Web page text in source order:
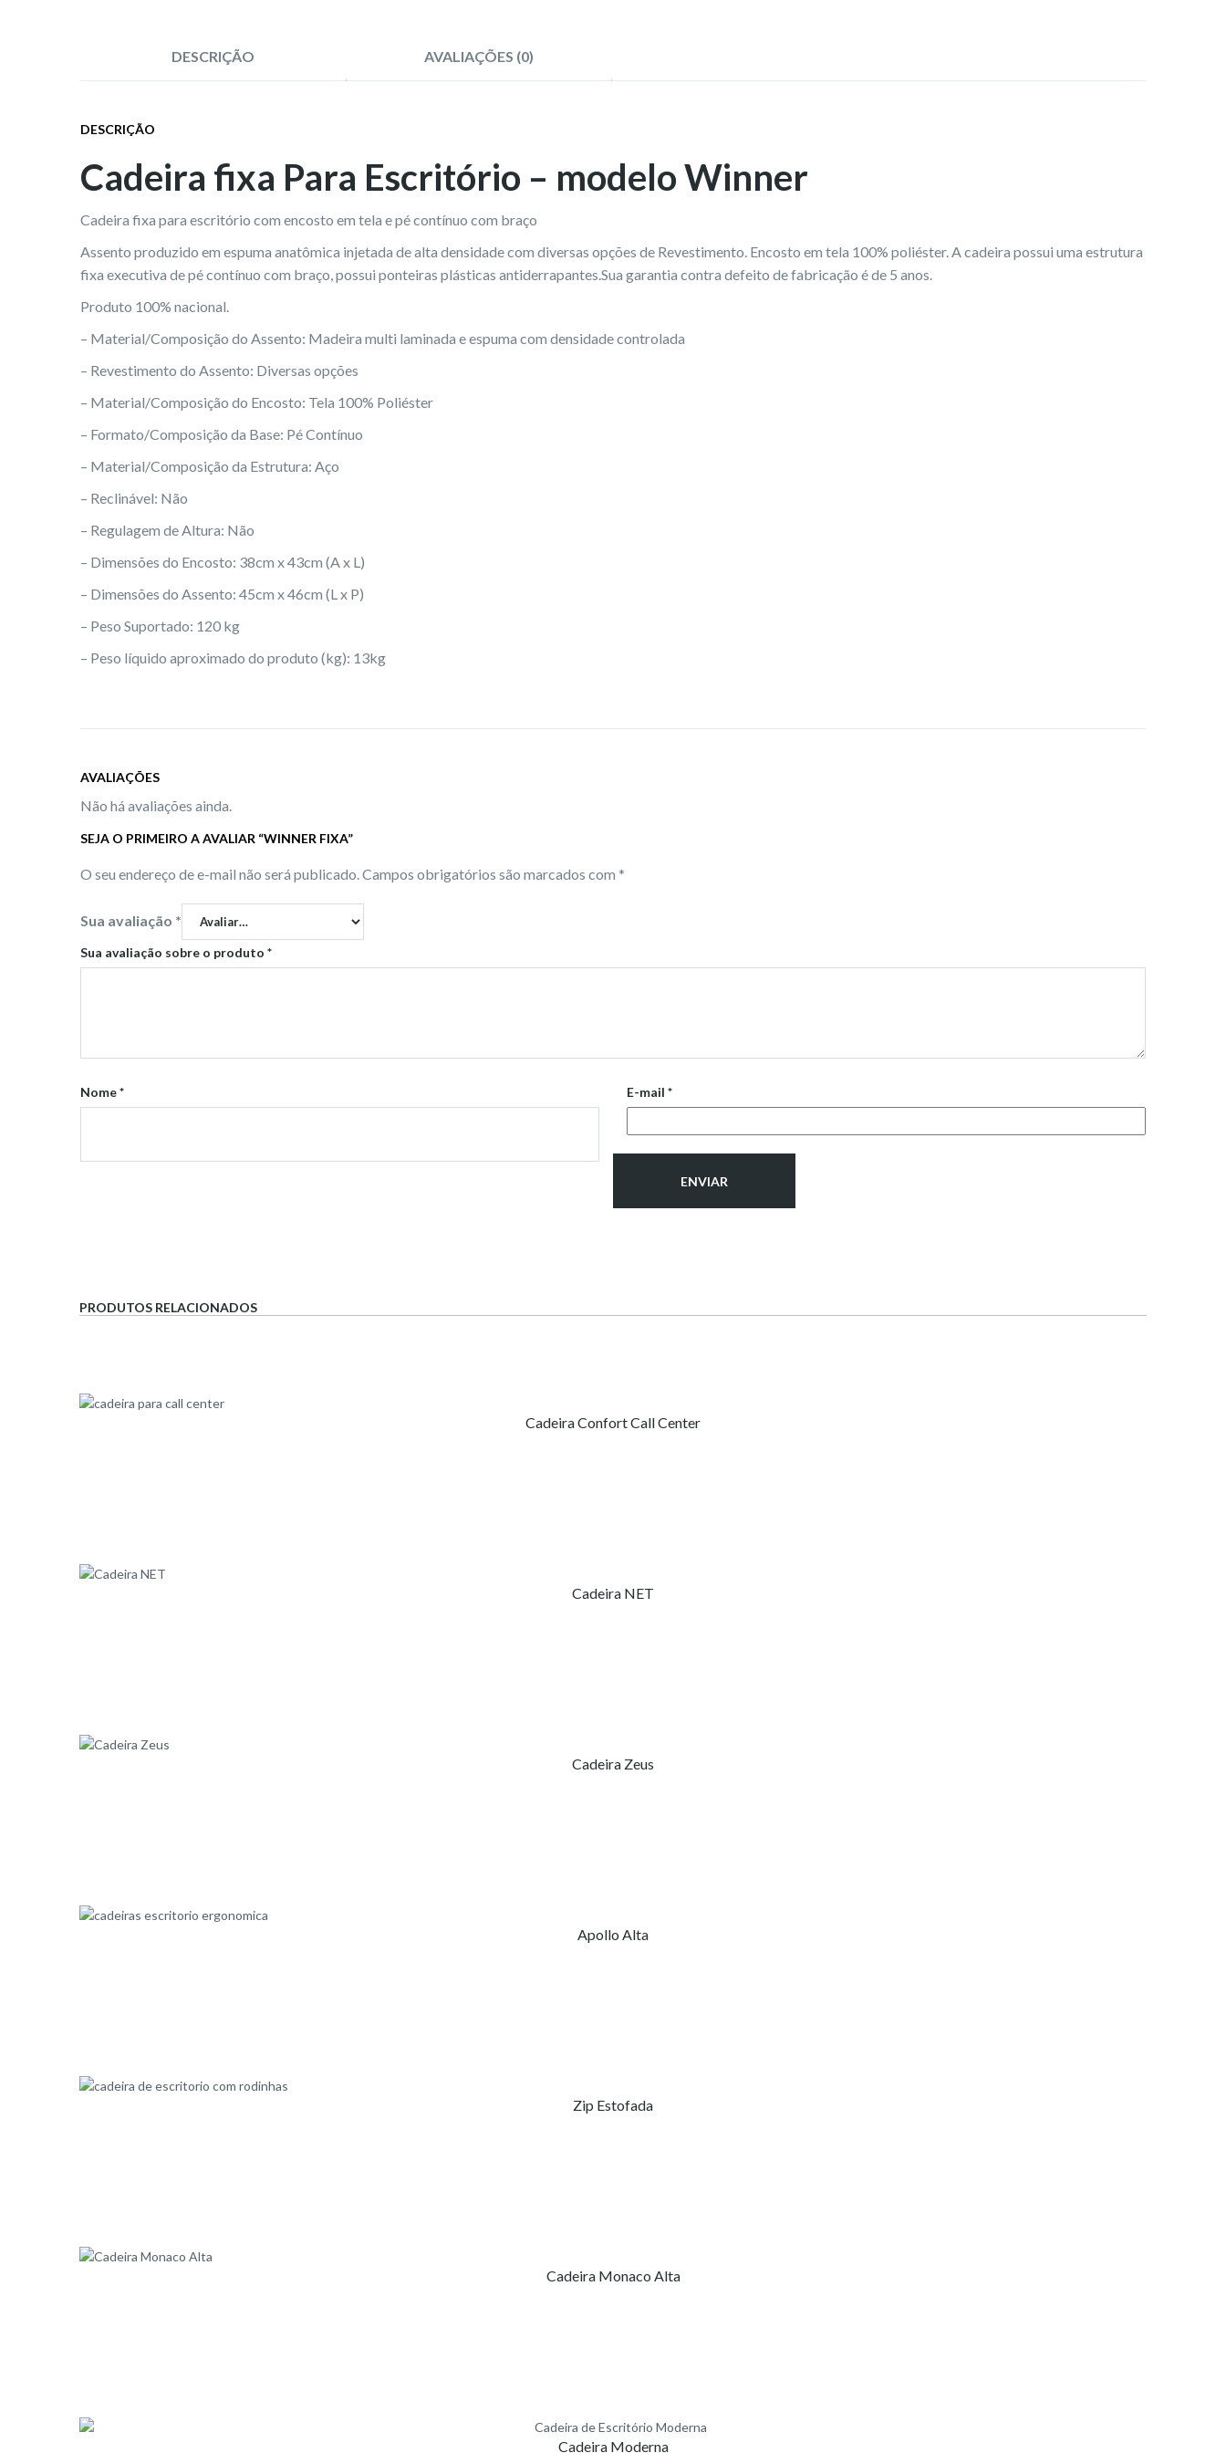
DESCRIÇÃO AVALIAÇÕES (0)
DESCRIÇÃO
Cadeira fixa Para Escritório – modelo Winner
Cadeira fixa para escritório com encosto em tela e pé contínuo com braço
Assento produzido em espuma anatômica injetada de alta densidade com diversas opções de Revestimento. Encosto em tela 100% poliéster. A cadeira possui uma estrutura
fixa executiva de pé contínuo com braço, possui ponteiras plásticas antiderrapantes.Sua garantia contra defeito de fabricação é de 5 anos.
Produto 100% nacional.
– Material/Composição do Assento: Madeira multi laminada e espuma com densidade controlada
– Revestimento do Assento: Diversas opções
– Material/Composição do Encosto: Tela 100% Poliéster
– Formato/Composição da Base: Pé Contínuo
– Material/Composição da Estrutura: Aço
– Reclinável: Não
– Regulagem de Altura: Não
– Dimensões do Encosto: 38cm x 43cm (A x L)
– Dimensões do Assento: 45cm x 46cm (L x P)
– Peso Suportado: 120 kg
– Peso líquido aproximado do produto (kg): 13kg
AVALIAÇÕES
Não há avaliações ainda.
SEJA O PRIMEIRO A AVALIAR “WINNER FIXA”
O seu endereço de e-mail não será publicado.Campos obrigatórios são marcados com *
Sua avaliação *
Sua avaliação sobre o produto *
Nome* E-mail *
PRODUTOS RELACIONADOS
Cadeira Confort Call Center
Cadeira NET
Cadeira Zeus
Apollo Alta
Zip Estofada
Cadeira Monaco Alta
Cadeira Moderna